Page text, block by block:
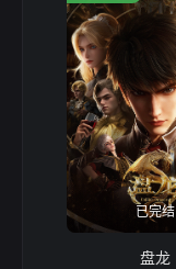
已完结
盘龙